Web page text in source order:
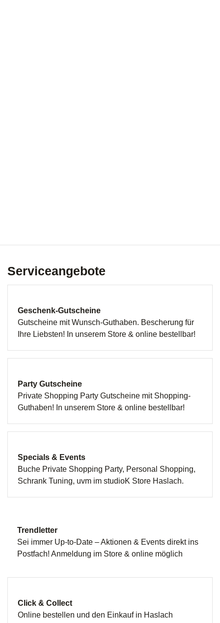
Serviceangebote
Geschenk-Gutscheine
Gutscheine mit Wunsch-Guthaben. Bescherung für
Ihre Liebsten! In unserem Store & online bestellbar!
Party Gutscheine
Private Shopping Party Gutscheine mit Shopping-
Guthaben! In unserem Store & online bestellbar!
Specials & Events
Buche Private Shopping Party, Personal Shopping,
Schrank Tuning, uvm im studioK Store Haslach.
Trendletter
Sei immer Up-to-Date – Aktionen & Events direkt ins
Postfach! Anmeldung im Store & online möglich
Click & Collect
Online bestellen und den Einkauf in Haslach